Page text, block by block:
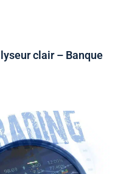
clair – Banque